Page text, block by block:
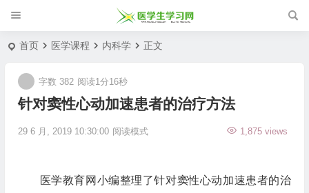
首页 医学课程 内科学 正文
针对窦性心动加速患者的治疗方法
29 6 月, 2019 10:30:00 1,875 views
字数 382 阅读1分16秒
阅读模式
医学教育网小编整理了针对窦性心动加速患者的治